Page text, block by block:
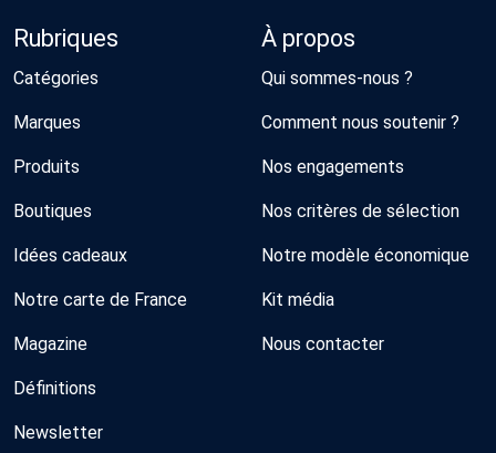
Rubriques
Catégories
Marques
Produits
Boutiques
Idées cadeaux
Notre carte de France
Magazine
Définitions
Newsletter
À propos
Qui sommes-nous ?
Comment nous soutenir ?
Nos engagements
Nos critères de sélection
Notre modèle économique
Kit média
Nous contacter